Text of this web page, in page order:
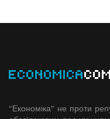
ECONOMICA
"Економіка" не проти